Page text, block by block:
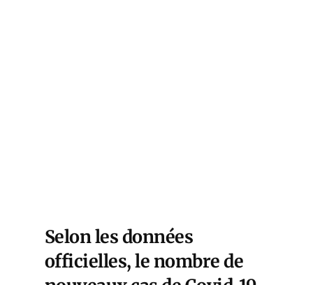
Selon les données
officielles, le nombre de